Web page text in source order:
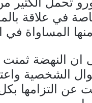
في علاقة
منها المساواة في
الشخصية
عن التزامها